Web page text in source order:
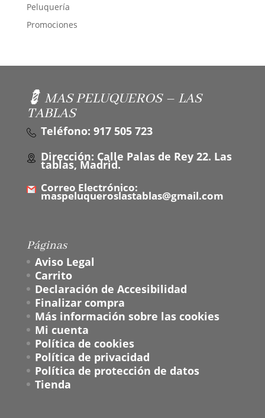
Peluquería
Promociones
💈 MAS PELUQUEROS – LAS
TABLAS
Teléfono: 917 505 723
Dirección: Calle Palas de Rey 22. Las
tablas, Madrid.
Correo Electrónico:
maspeluqueroslastablas@gmail.com
Páginas
Aviso Legal
Carrito
Declaración de Accesibilidad
Finalizar compra
Más información sobre las cookies
Mi cuenta
Política de cookies
Política de privacidad
Política de protección de datos
Tienda